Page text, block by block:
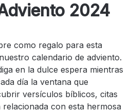
2024
como regalo para esta
calendario de adviento.
en la dulce espera mientras
día la ventana que
versículos bíblicos, citas
con esta hermosa